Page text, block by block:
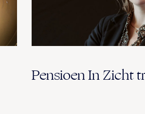
Pensioen In Zicht